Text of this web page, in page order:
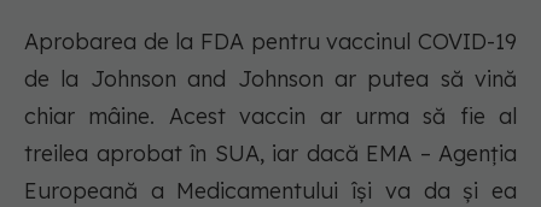
Aprobarea de la FDA pentru vaccinul COVID-19
de la Johnson and Johnson ar putea să vină
chiar mâine. Acest vaccin ar urma să fie al
treilea aprobat în SUA, iar dacă EMA – Agenția
Europeană a Medicamentului își va da și ea